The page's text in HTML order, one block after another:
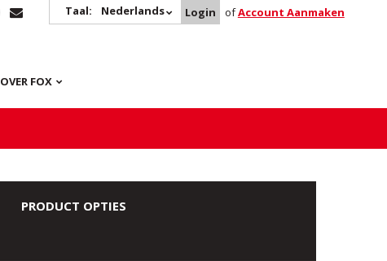
Taal: Nederlands Login ofAccount Aanmaken
OVER FOX
PRODUCT OPTIES